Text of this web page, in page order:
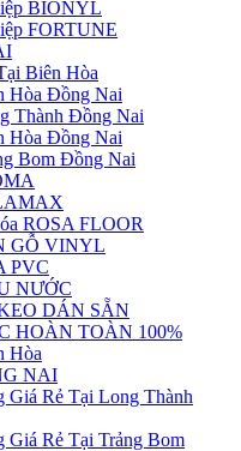
BIONYL
FORTUNE
Biên Hòa
Hòa Đồng Nai
Thành Đồng Nai
Hòa Đồng Nai
Bom Đồng Nai
ROSA FLOOR
GỖ VINYL
PVC
NƯỚC
DÁN SẴN
HOÀN TOÀN 100%
Hòa
NAI
Giá Rẻ Tại Long Thành
Giá Rẻ Tại Trảng Bom